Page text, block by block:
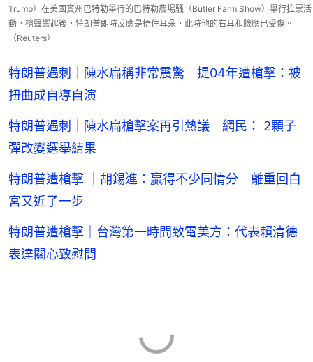
Trump）在美國賓州巴特勒舉行的巴特勒農場騷（Butler Farm Show）舉行拉票活
動，槍聲響起後，特朗普即時反應是捂住耳朵，此時他的右耳和臉應已受傷。
（Reuters）
特朗普遇刺｜陳水扁稱非常震驚 提04年遭槍擊：被
扭曲成自導自演
特朗普遇刺｜陳水扁槍擊案再引熱議 網民： 2顆子
彈改變選舉結果
特朗普遭槍擊 ｜胡錫進：贏得不少同情分 離重回白
宮又近了一步
特朗普遭槍擊｜台灣第一時間致電美方：代表賴清德
表達關心致慰問